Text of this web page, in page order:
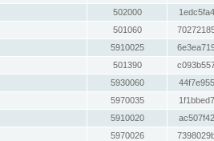
502000
501060
5910025
501390
5930060
5970035
5910020
5970026